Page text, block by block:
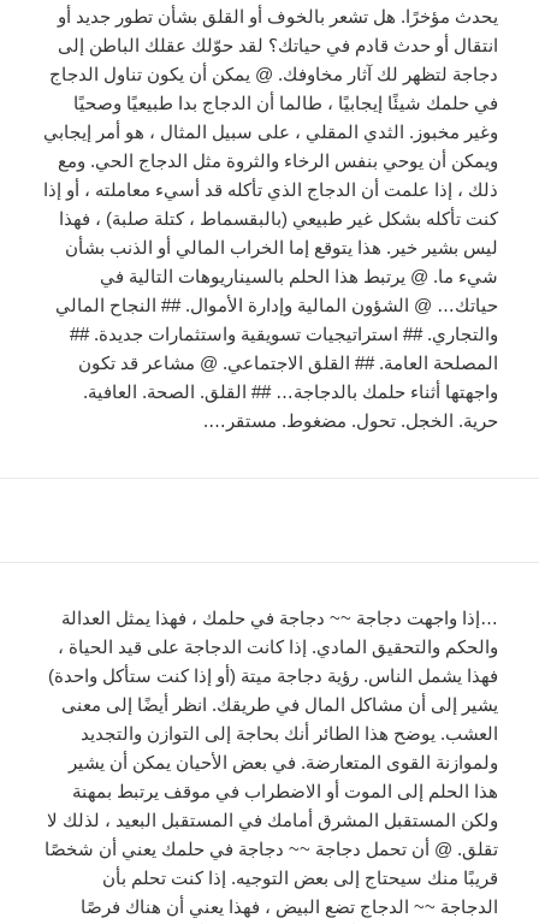
يحدث مؤخرًا. هل تشعر بالخوف أو القلق بشأن تطور جديد أو
انتقال أو حدث قادم في حياتك؟ لقد حوّلك عقلك الباطن إلى
دجاجة لتظهر لك آثار مخاوفك. @ يمكن أن يكون تناول الدجاج
في حلمك شيئًا إيجابيًا ، طالما أن الدجاج بدا طبيعيًا وصحيًا
وغير مخبوز. الثدي المقلي ، على سبيل المثال ، هو أمر إيجابي
ويمكن أن يوحي بنفس الرخاء والثروة مثل الدجاج الحي. ومع
ذلك ، إذا علمت أن الدجاج الذي تأكله قد أسيء معاملته ، أو إذا
كنت تأكله بشكل غير طبيعي (بالبقسماط ، كتلة صلبة) ، فهذا
ليس بشير خير. هذا يتوقع إما الخراب المالي أو الذنب بشأن
شيء ما. @ يرتبط هذا الحلم بالسيناريوهات التالية في
حياتك… @ الشؤون المالية وإدارة الأموال. ## النجاح المالي
والتجاري. ## استراتيجيات تسويقية واستثمارات جديدة. ##
المصلحة العامة. ## القلق الاجتماعي. @ مشاعر قد تكون
واجهتها أثناء حلمك بالدجاجة… ## القلق. الصحة. العافية.
حرية. الخجل. تحول. مضغوط. مستقر….
…إذا واجهت دجاجة ~~ دجاجة في حلمك ، فهذا يمثل العدالة
والحكم والتحقيق المادي. إذا كانت الدجاجة على قيد الحياة ،
فهذا يشمل الناس. رؤية دجاجة ميتة (أو إذا كنت ستأكل واحدة)
يشير إلى أن مشاكل المال في طريقك. انظر أيضًا إلى معنى
العشب. يوضح هذا الطائر أنك بحاجة إلى التوازن والتجديد
ولموازنة القوى المتعارضة. في بعض الأحيان يمكن أن يشير
هذا الحلم إلى الموت أو الاضطراب في موقف يرتبط بمهنة
ولكن المستقبل المشرق أمامك في المستقبل البعيد ، لذلك لا
تقلق. @ أن تحمل دجاجة ~~ دجاجة في حلمك يعني أن شخصًا
قريبًا منك سيحتاج إلى بعض التوجيه. إذا كنت تحلم بأن
الدجاجة ~~ الدجاج تضع البيض ، فهذا يعني أن هناك فرصًا